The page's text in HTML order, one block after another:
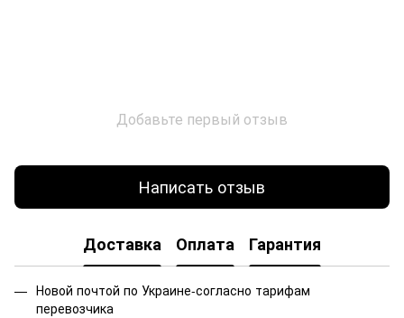
Добавьте первый отзыв
Написать отзыв
Доставка Оплата Гарантия
Новой почтой по Украине-согласно тарифам
перевозчика